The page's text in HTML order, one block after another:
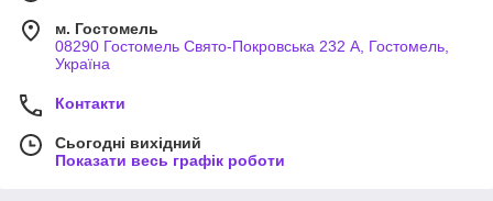
м. Гостомель
08290 Гостомель Свято-Покровська 232 А, Гостомель,
Україна
Контакти
Сьогодні вихідний
Показати весь графік роботи